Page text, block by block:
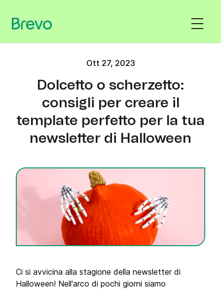
Ott 27, 2023
Dolcetto o scherzetto:
consigli per creare il
template perfetto per la tua
newsletter di Halloween
Ci si avvicina alla stagione della newsletter di
Halloween! Nell'arco di pochi giorni siamo